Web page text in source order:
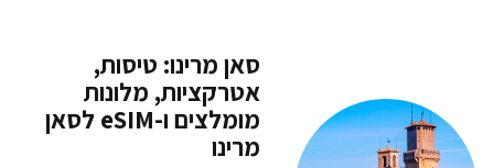
סאן מרינו: טיסות,
אטרקציות, מלונות
מומלצים ו-eSIM לסאן
מרינו